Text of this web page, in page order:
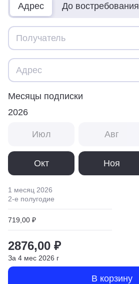
Адрес До востребования
Месяцы подписки
2026
Июл Авг
Окт Ноя
1 месяц 2026
2-е полугодие
719,00 ₽
2876,00 ₽
За 4 мес 2026 г
В корзину